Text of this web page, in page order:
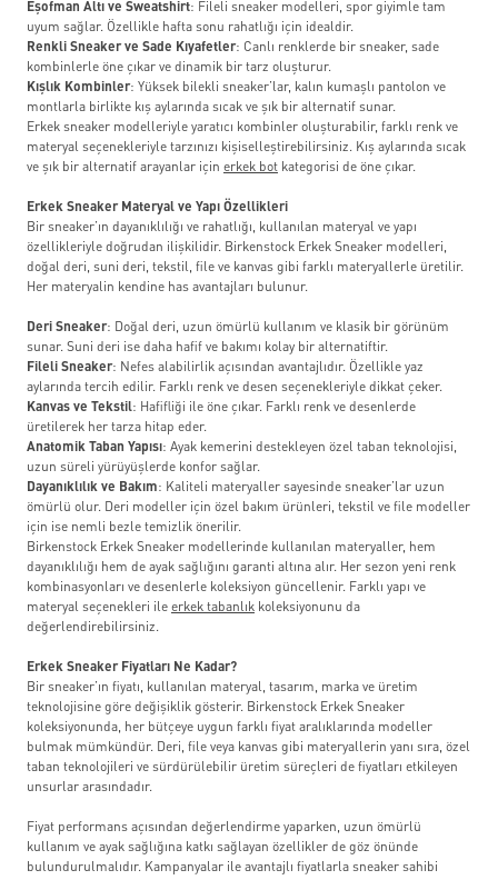
Eşofman Altı ve Sweatshirt: Fileli sneaker modelleri, spor giyimle tam
uyum sağlar. Özellikle hafta sonu rahatlığı için idealdir.
Renkli Sneaker ve Sade Kıyafetler: Canlı renklerde bir sneaker, sade
kombinlerle öne çıkar ve dinamik bir tarz oluşturur.
Kışlık Kombinler: Yüksek bilekli sneaker’lar, kalın kumaşlı pantolon ve
montlarla birlikte kış aylarında sıcak ve şık bir alternatif sunar.
Erkek sneaker modelleriyle yaratıcı kombinler oluşturabilir, farklı renk ve
materyal seçenekleriyle tarzınızı kişiselleştirebilirsiniz. Kış aylarında sıcak
ve şık bir alternatif arayanlar için erkek bot kategorisi de öne çıkar.
Erkek Sneaker Materyal ve Yapı Özellikleri
Bir sneaker’ın dayanıklılığı ve rahatlığı, kullanılan materyal ve yapı
özellikleriyle doğrudan ilişkilidir. Birkenstock Erkek Sneaker modelleri,
doğal deri, suni deri, tekstil, file ve kanvas gibi farklı materyallerle üretilir.
Her materyalin kendine has avantajları bulunur.
Deri Sneaker: Doğal deri, uzun ömürlü kullanım ve klasik bir görünüm
sunar. Suni deri ise daha hafif ve bakımı kolay bir alternatiftir.
Fileli Sneaker: Nefes alabilirlik açısından avantajlıdır. Özellikle yaz
aylarında tercih edilir. Farklı renk ve desen seçenekleriyle dikkat çeker.
Kanvas ve Tekstil: Hafifliği ile öne çıkar. Farklı renk ve desenlerde
üretilerek her tarza hitap eder.
Anatomik Taban Yapısı: Ayak kemerini destekleyen özel taban teknolojisi,
uzun süreli yürüyüşlerde konfor sağlar.
Dayanıklılık ve Bakım: Kaliteli materyaller sayesinde sneaker’lar uzun
ömürlü olur. Deri modeller için özel bakım ürünleri, tekstil ve file modeller
için ise nemli bezle temizlik önerilir.
Birkenstock Erkek Sneaker modellerinde kullanılan materyaller, hem
dayanıklılığı hem de ayak sağlığını garanti altına alır. Her sezon yeni renk
kombinasyonları ve desenlerle koleksiyon güncellenir. Farklı yapı ve
materyal seçenekleri ile erkek tabanlık koleksiyonunu da
değerlendirebilirsiniz.
Erkek Sneaker Fiyatları Ne Kadar?
Bir sneaker’ın fiyatı, kullanılan materyal, tasarım, marka ve üretim
teknolojisine göre değişiklik gösterir. Birkenstock Erkek Sneaker
koleksiyonunda, her bütçeye uygun farklı fiyat aralıklarında modeller
bulmak mümkündür. Deri, file veya kanvas gibi materyallerin yanı sıra, özel
taban teknolojileri ve sürdürülebilir üretim süreçleri de fiyatları etkileyen
unsurlar arasındadır.
Fiyat performans açısından değerlendirme yaparken, uzun ömürlü
kullanım ve ayak sağlığına katkı sağlayan özellikler de göz önünde
bulundurulmalıdır. Kampanyalar ile avantajlı fiyatlarla sneaker sahibi